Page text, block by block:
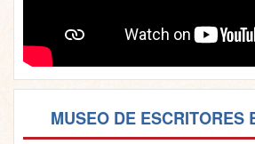
MUSEO DE ESCRITORES